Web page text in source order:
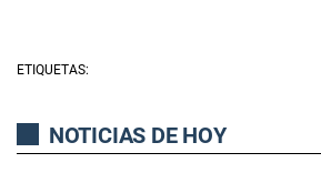
ETIQUETAS:
NOTICIAS DE HOY